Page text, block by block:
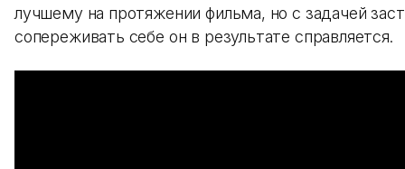
лучшему на протяжении фильма, но с задачей
сопереживать себе он в результате справляется.